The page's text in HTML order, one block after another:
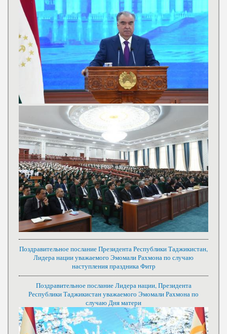
Поздравительное послание Президента Республики Таджикистан,
Лидера нации уважаемого Эмомали Рахмона по случаю
наступления праздника Фитр
Поздравительное послание Лидера нации, Президента
Республики Таджикистан уважаемого Эмомали Рахмона по
случаю Дня матери